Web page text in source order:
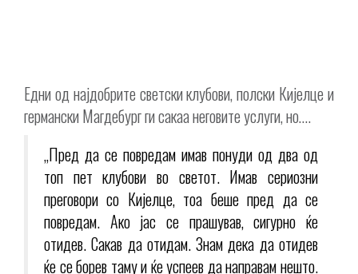
Едни од најдобрите светски клубови, полски Кијелце и
германски Магдебург ги сакаа неговите услуги, но….
„Пред да се повредам имав понуди од два од
топ пет клубови во светот. Имав сериозни
преговори со Кијелце, тоа беше пред да се
повредам. Ако јас се прашував, сигурно ќе
отидев. Сакав да отидам. Знам дека да отидев
ќе се борев таму и ќе успеев да направам нешто.